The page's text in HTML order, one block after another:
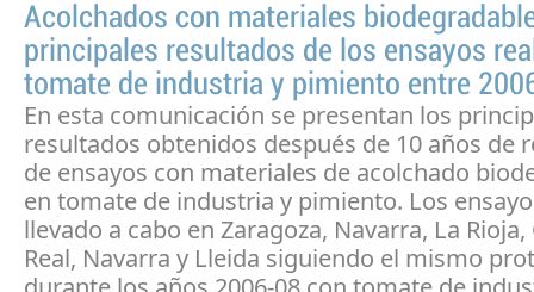
Acolchados con materiales
principales resultados de los ensayos
tomate de industria y pimiento entre
En esta comunicación se presentan los
resultados obtenidos después de 10 años de
de ensayos con materiales de acolchado
en tomate de industria y pimiento. Los
llevado a cabo en Zaragoza, Navarra, La Rioja,
Real, Navarra y Lleida siguiendo el mismo